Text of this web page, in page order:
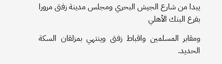
يبدا من شارع الجيش البحري ومجلس مدينة زفتى مرورا
بفرع البنك الأهلي
ومقابر المسلمين واقباط زفتى وينتهي بمزلقان السكة
الحديد.